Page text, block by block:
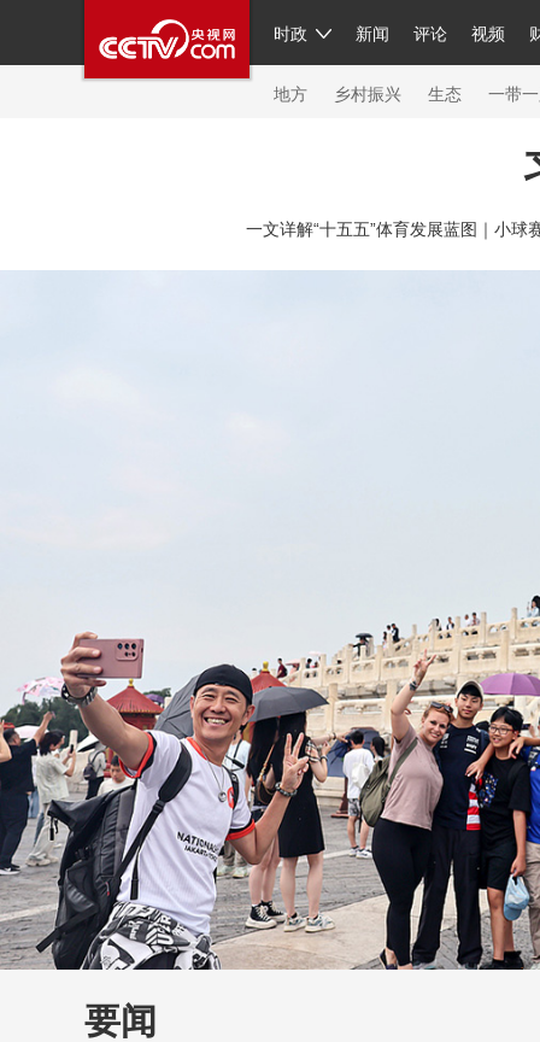
时政 新闻 评论 视频
人民领袖习近平 联播+ 中国
直播 片库 栏目大全 节目单
繁体 海外频道 iPanda
地方 乡村振兴 生态 一带
纪
新闻 国内 国际 评论 经济 军事 科技
大国保险 云顶对话 云
CCTV.节目官网 直播 节目单 栏目 片库
一文详解“十五五”体育发展蓝图｜ 小球
要闻